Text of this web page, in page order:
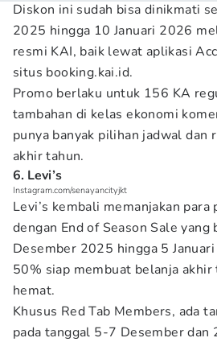
Diskon ini sudah bisa dinikmati
2025 hingga 10 Januari 2026
resmi KAI, baik lewat aplikasi
situs booking.kai.id.
Promo berlaku untuk 156 KA
tambahan di kelas ekonomi
punya banyak pilihan jadwal dan
akhir tahun.
6. Levi’s
Instagram.com/senayancityjkt
Levi’s kembali memanjakan para
dengan End of Season Sale
Desember 2025 hingga 5
50% siap membuat belanja akhir
hemat.
Khusus Red Tab Members, ada
pada tanggal 5-7 Desember